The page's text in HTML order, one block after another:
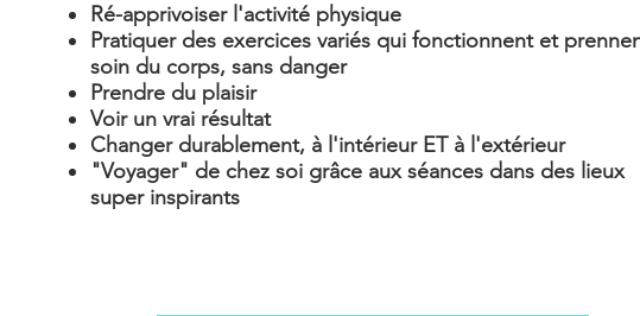
Ré-apprivoiser l'activité physique
Pratiquer des exercices variés qui fonctionnent et
soin du corps, sans danger
Prendre du plaisir
Voir un vrai résultat
Changer durablement, à l'intérieur ET à l'extérieur
"Voyager" de chez soi grâce aux séances dans des lieux
super inspirants